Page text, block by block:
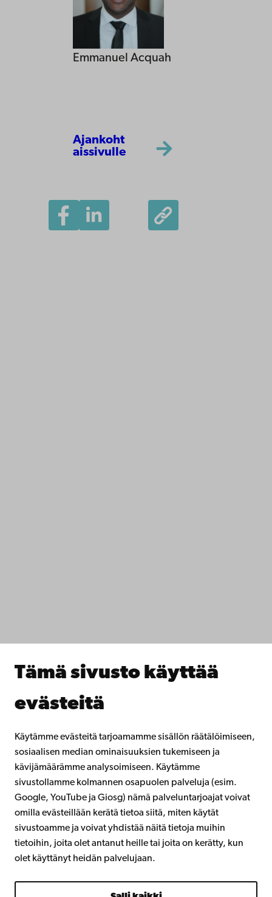
Tämä sivusto käyttää
evästeitä
Käytämme evästeitä tarjoamamme sisällön räätälöimiseen,
sosiaalisen median ominaisuuksien tukemiseen ja
kävijämäärämme analysoimiseen. Käytämme
sivustollamme kolmannen osapuolen palveluja (esim.
Google, YouTube ja Giosg) nämä palveluntarjoajat voivat
omilla evästeillään kerätä tietoa siitä, miten käytät
sivustoamme ja voivat yhdistää näitä tietoja muihin
tietoihin, joita olet antanut heille tai joita on kerätty, kun
olet käyttänyt heidän palvelujaan.
Emmanuel Acquah
Ajankoht
aissivulle
Åbo Akademin kirjasto
Lahjoita Åbo Akademille
Åbo Akademista
Facebook Instagram YouTube LinkedIn Blog Snapchat